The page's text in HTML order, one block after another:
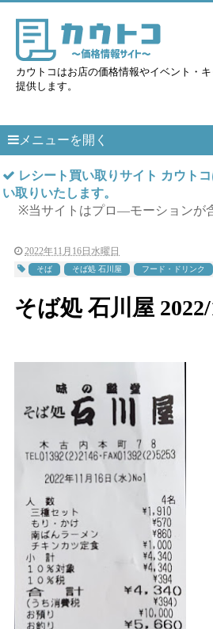
カウトコはお店の価格情報やイベント・
提供します。
メニューを開く
レシート買い取りサイト カウト
い取りいたします。
※当サイトはプロ―モーションが
2022年11月16日水曜日
そば そば処 石川屋 フード・ドリンク
そば処 石川屋